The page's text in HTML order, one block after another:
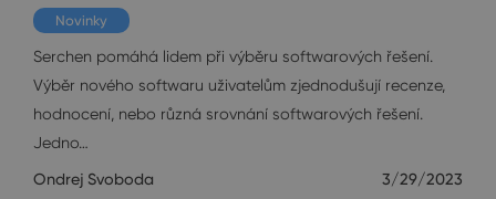
Novinky
Serchen pomáhá lidem při výběru softwarových řešení.
Výběr nového softwaru uživatelům zjednodušují recenze,
hodnocení, nebo různá srovnání softwarových řešení.
Jedno…
Ondrej Svoboda 3/29/2023